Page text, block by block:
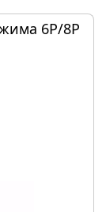
6P/8P